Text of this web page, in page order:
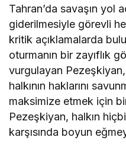
Tahran’da savaşın yol
giderilmesiyle görevli
kritik açıklamalarda
oturmanın bir zayıflık
vurgulayan
halkının haklarını
maksimize etmek için
Pezeşkiyan, halkın
karşısında boyun